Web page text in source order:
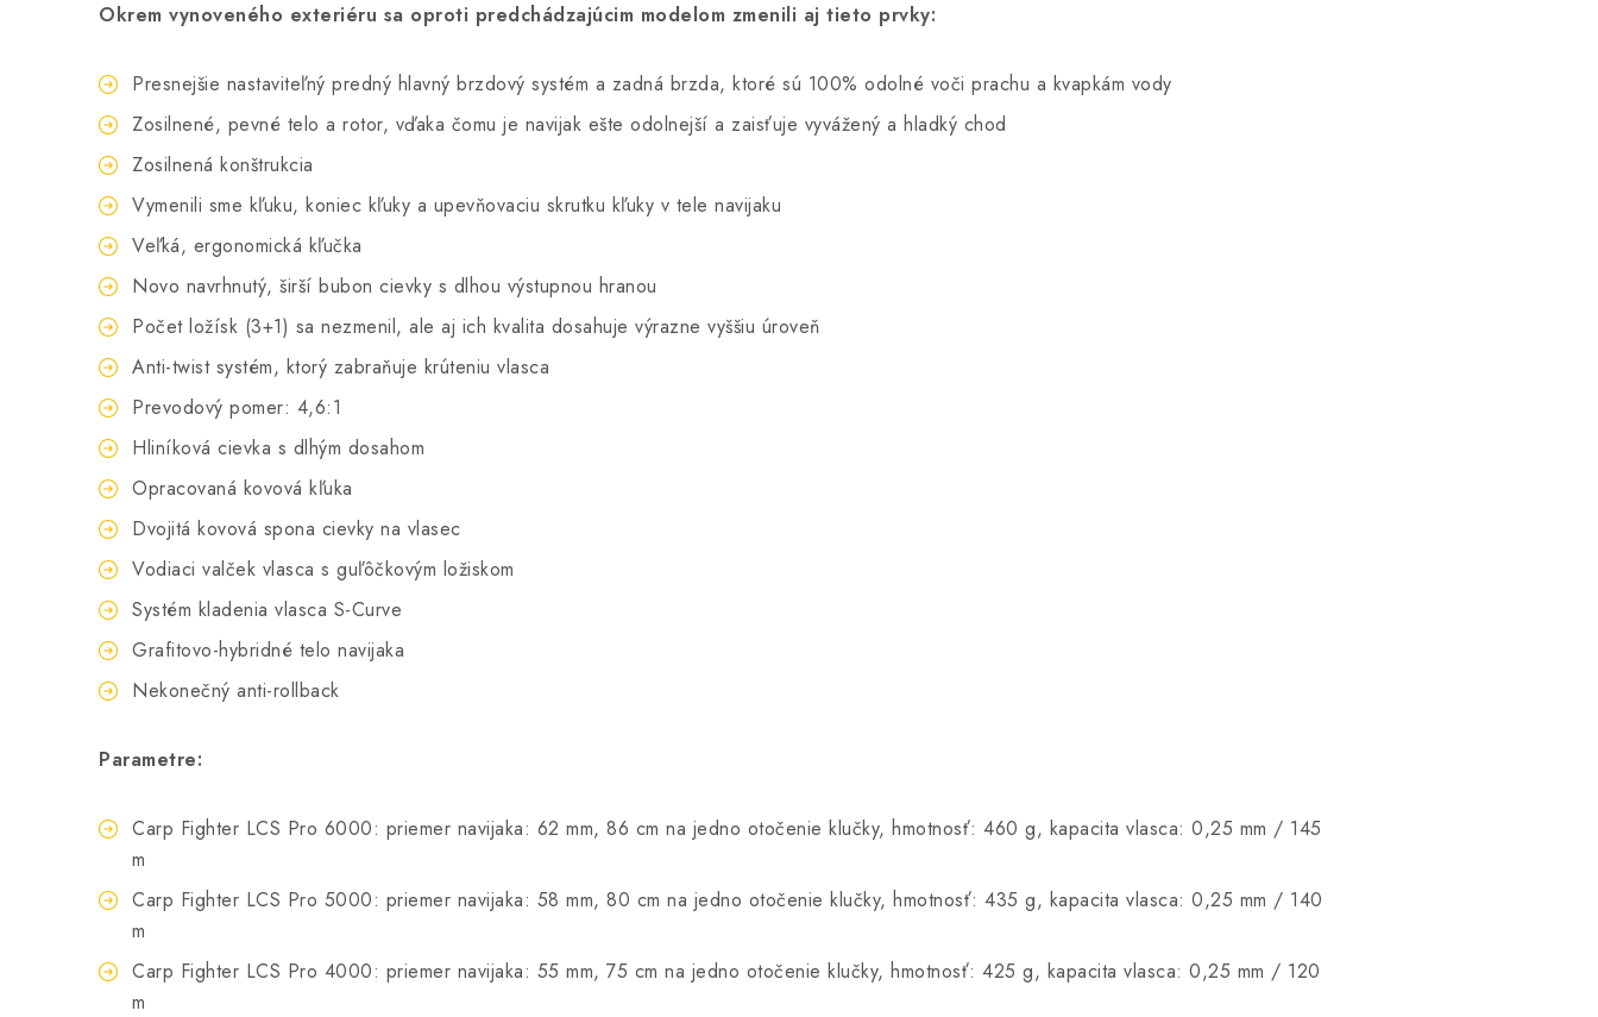
Okrem vynoveného exteriéru sa oproti predchádzajúcim modelom zmenili aj tieto prvky:
Presnejšie nastaviteľný predný hlavný brzdový systém a zadná brzda, ktoré sú 100% odolné voči prachu a kvapkám vody
Zosilnené, pevné telo a rotor, vďaka čomu je navijak ešte odolnejší a zaisťuje vyvážený a hladký chod
Zosilnená konštrukcia
Vymenili sme kľuku, koniec kľuky a upevňovaciu skrutku kľuky v tele navijaku
Veľká, ergonomická kľučka
Novo navrhnutý, širší bubon cievky s dlhou výstupnou hranou
Počet ložísk (3+1) sa nezmenil, ale aj ich kvalita dosahuje výrazne vyššiu úroveň
Anti-twist systém, ktorý zabraňuje krúteniu vlasca
Prevodový pomer: 4,6:1
Hliníková cievka s dlhým dosahom
Opracovaná kovová kľuka
Dvojitá kovová spona cievky na vlasec
Vodiaci valček vlasca s guľôčkovým ložiskom
Systém kladenia vlasca S-Curve
Grafitovo-hybridné telo navijaka
Nekonečný anti-rollback
Parametre:
Carp Fighter LCS Pro 6000: priemer navijaka: 62 mm, 86 cm na jedno otočenie klučky, hmotnosť: 460 g, kapacita vlasca: 0,25 mm / 145
m
Carp Fighter LCS Pro 5000: priemer navijaka: 58 mm, 80 cm na jedno otočenie klučky, hmotnosť: 435 g, kapacita vlasca: 0,25 mm / 140
m
Carp Fighter LCS Pro 4000: priemer navijaka: 55 mm, 75 cm na jedno otočenie klučky, hmotnosť: 425 g, kapacita vlasca: 0,25 mm / 120
m